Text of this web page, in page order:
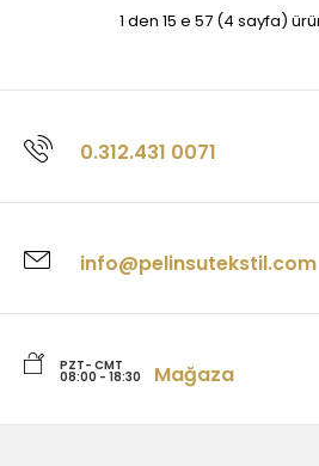
1 den 15 e 57 (4 sayfa)
0.312.431 0071
info@pelinsutekstil.com
PZT- CMT
08:00 - 18:30 Mağaza